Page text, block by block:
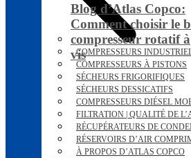
Blog d’Atlas Copco:
Comment choisir le
compresseur rotatif à
vis
COMPRESSEURS
COMPRESSEURS À PISTONS
SÉCHEURS FRIGORIFIQUES
SÉCHEURS DESSICATIFS
COMPRESSEURS DIÉSEL
FILTRATION | QUALITÉ DE
RÉCUPÉRATEURS DE
RÉSERVOIRS D’AIR
À PROPOS D’ATLAS COPCO